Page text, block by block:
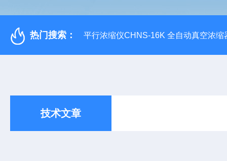
热门搜索： 平行浓缩仪CHNS-16K 全自动真空浓缩
技术文章